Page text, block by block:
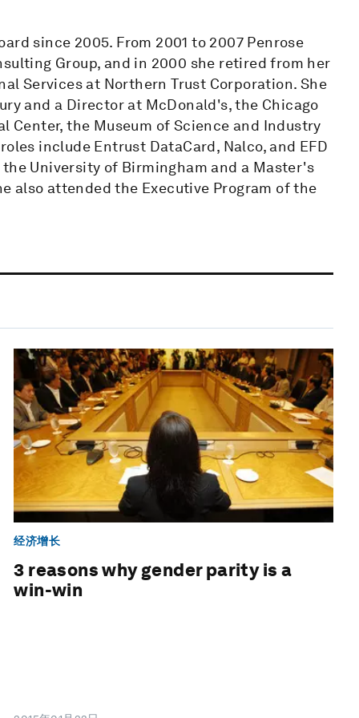
since 2005. From 2001 to 2007 Penrose
Group, and in 2000 she retired from her
Services at Northern Trust Corporation. She
and a Director at McDonald's, the Chicago
Center, the Museum of Science and Industry
include Entrust DataCard, Nalco, and EFD
University of Birmingham and a Master's
also attended the Executive Program of the
经济增长
3 reasons why gender parity is a
win-win